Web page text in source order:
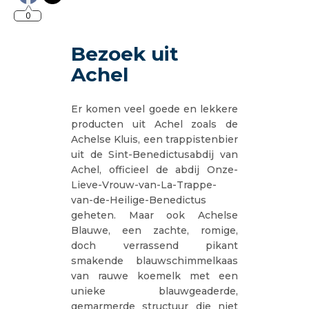
0
Bezoek uit
Achel
Er komen veel goede en lekkere
producten uit Achel zoals de
Achelse Kluis, een trappistenbier
uit de Sint-Benedictusabdij van
Achel, officieel de abdij Onze-
Lieve-Vrouw-van-La-Trappe-
van-de-Heilige-Benedictus
geheten. Maar ook Achelse
Blauwe, een zachte, romige,
doch verrassend pikant
smakende blauwschimmelkaas
van rauwe koemelk met een
unieke blauwgeaderde,
gemarmerde structuur die niet